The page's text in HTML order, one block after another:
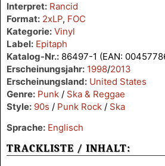
Interpret: Rancid
Format: 2xLP, FOC
Kategorie: Vinyl
Label: Epitaph
Katalog-Nr.: 86497-1 (EAN:
Erscheinungsjahr: 1998/2013
Erscheinungsland: United States
Genre: Punk / Ska & Reggae
Style: 90s / Punk Rock / Ska
Sprache: Englisch
TRACKLISTE / INHALT: